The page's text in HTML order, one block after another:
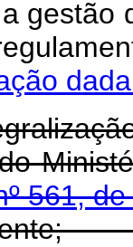
gestão
do
561,